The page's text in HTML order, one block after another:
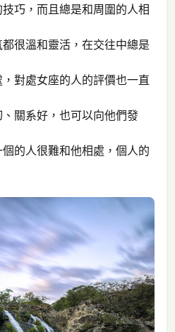
巧，而且總是和周圍的人相
很溫和靈活，在交往中總是
對處女座的人的評價也一直
關系好，也可以向他們發
的人很難和他相處，個人的